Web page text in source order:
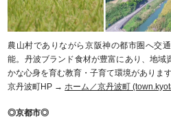
農山村でありながら京阪神の都市圏へ交
能。丹波ブランド食材が豊富にあり、地域
かな心身を育む教育・子育て環境があります
京丹波町HP →ホーム／京丹波町
◎京都市◎